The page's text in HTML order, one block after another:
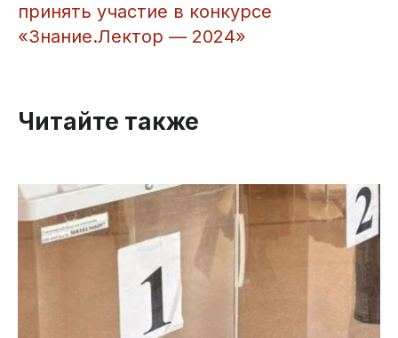
принять участие в конкурсе
«Знание.Лектор — 2024»
Читайте также